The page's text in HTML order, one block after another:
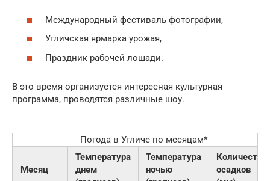
Международный фестиваль фотографии,
Угличская ярмарка урожая,
Праздник рабочей лошади.
В это время организуется интересная культурная
программа, проводятся различные шоу.
Погода в Угличе по месяцам*
Месяц
Температура
днем
Температура
ночью
Количество
осадков